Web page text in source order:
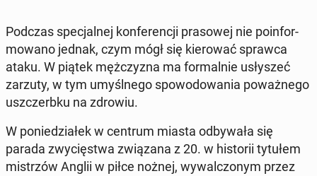
Podczas spe­cjal­nej kon­fe­ren­cji pra­so­wej nie po­in­for­
mo­wa­no jednak, czym mógł się kie­ro­wać sprawca
ataku. W piątek męż­czy­zna ma for­mal­nie usły­szeć
zarzuty, w tym umyśl­ne­go spo­wo­do­wa­nia po­waż­ne­go
uszczerb­ku na zdrowiu.
W po­nie­dzia­łek w centrum miasta od­by­wa­ła się
parada zwy­cię­stwa zwią­za­na z 20. w hi­sto­rii tytułem
mi­strzów Anglii w piłce nożnej, wy­wal­czo­nym przez